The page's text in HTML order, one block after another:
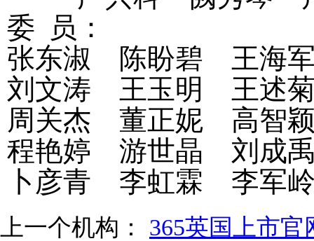
委
员：
张东淑
陈盼碧
王海
刘文涛
王玉明
王述
周关杰
董正妮
高智
程艳婷
游世晶
刘成
卜彦青
李虹霖 李军
上一个机构： 365英国上市